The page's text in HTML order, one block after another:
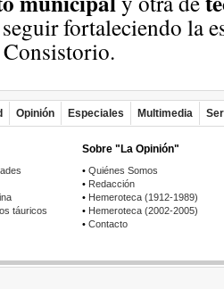
fortaleciendo la
Opinión Especiales Multimedia
táuricos
Sobre "La Opinión"
• Quiénes Somos
• Redacción
• Hemeroteca (1912-1989)
• Hemeroteca (2002-2005)
• Contacto